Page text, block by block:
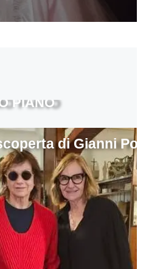
di Gianni
PIANO